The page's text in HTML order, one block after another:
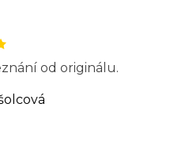
od originálu.